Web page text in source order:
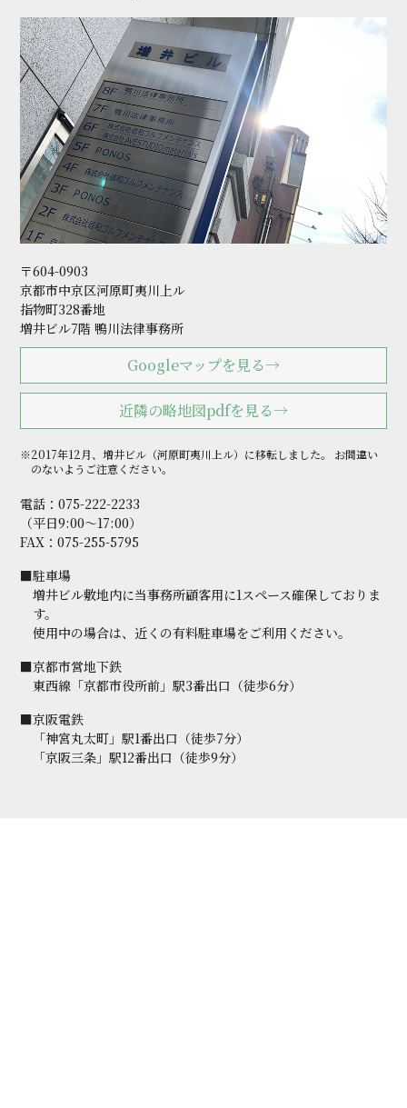
〒604-0903
京都市中京区河原町夷川上ル
指物町328番地
増井ビル7階 鴨川法律事務所
Googleマップを見る→
近隣の略地図pdfを見る→
※2017年12月、増井ビル（河原町夷川上ル）に移転しました。
お間違い
のないようご注意ください。
電話：075-222-2233
（平日9:00～17:00）
FAX：075-255-5795
■駐車場
増井ビル敷地内に当事務所顧客用に1スペース確保しておりま
す。
使用中の場合は、近くの有料駐車場をご利用ください。
■京都市営地下鉄
東西線「京都市役所前」駅3番出口（徒歩6分）
■京阪電鉄
「神宮丸太町」駅1番出口（徒歩7分）
「京阪三条」駅12番出口（徒歩9分）